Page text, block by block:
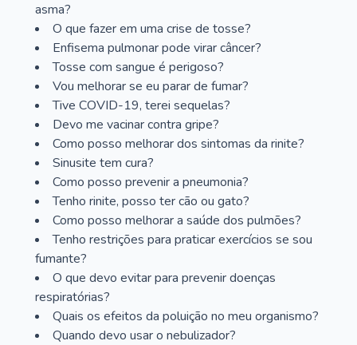
asma?
O que fazer em uma crise de tosse?
Enfisema pulmonar pode virar câncer?
Tosse com sangue é perigoso?
Vou melhorar se eu parar de fumar?
Tive COVID-19, terei sequelas?
Devo me vacinar contra gripe?
Como posso melhorar dos sintomas da rinite?
Sinusite tem cura?
Como posso prevenir a pneumonia?
Tenho rinite, posso ter cão ou gato?
Como posso melhorar a saúde dos pulmões?
Tenho restrições para praticar exercícios se sou
fumante?
O que devo evitar para prevenir doenças
respiratórias?
Quais os efeitos da poluição no meu organismo?
Quando devo usar o nebulizador?